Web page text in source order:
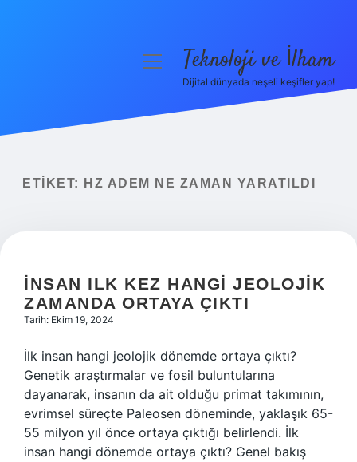
Yasal Uyarı
menüyüTeknoloji ve İlham
Dijital dünyada neşeli keşifler yap!
ETIKET: HZ ADEM NE ZAMAN YARATILDI
İNSAN ILK KEZ HANGI JEOLOJIK
ZAMANDA ORTAYA ÇIKTI
Tarih: Ekim 19, 2024
İlk insan hangi jeolojik dönemde ortaya çıktı?
Genetik araştırmalar ve fosil buluntularına
dayanarak, insanın da ait olduğu primat takımının,
evrimsel süreçte Paleosen döneminde, yaklaşık 65-
55 milyon yıl önce ortaya çıktığı belirlendi. İlk
insan hangi dönemde ortaya çıktı? Genel bakış